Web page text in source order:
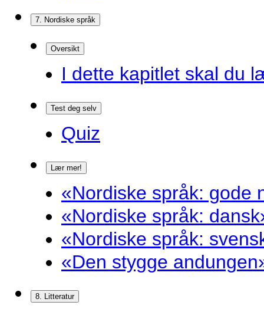
7. Nordiske språk
Oversikt
I dette kapitlet skal du
Test deg selv
Quiz
Lær mer!
«Nordiske språk: gode
«Nordiske språk:
«Nordiske språk:
«Den stygge
8. Litteratur